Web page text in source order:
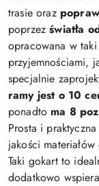
trasie oraz
poprzezświatła
opracowana w
przyjemnościami,
specjalnie
ramy jest o 10
ponadto ma 8
Prosta i
jakości
Taki gokart to
dodatkowo wspiera